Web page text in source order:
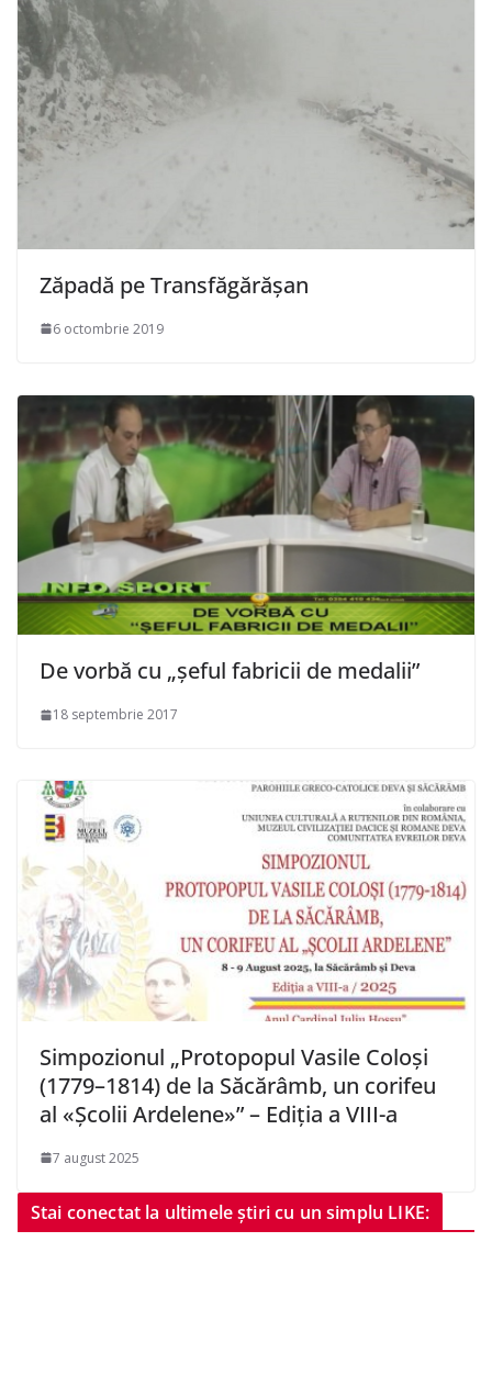
Zăpadă pe Transfăgărăşan
6 octombrie 2019
De vorbă cu „șeful fabricii de medalii”
18 septembrie 2017
Simpozionul „Protopopul Vasile Coloși
(1779–1814) de la Săcărâmb, un corifeu
al «Școlii Ardelene»” – Ediția a VIII-a
7 august 2025
Stai conectat la ultimele știri cu un simplu LIKE: